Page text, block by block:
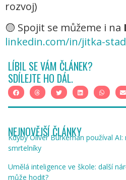
rozvoj)
🟡 Spojit se můžeme i na
linkedin.com/in/jitka-
LÍBIL SE VÁM ČLÁNEK?
SDÍLEJTE HO DÁL.
NEJNOVĚJŠÍ ČLÁNKY
Kdyby Oliver Burkeman používal
smrtelníky
Umělá inteligence ve škole: další
může hodit?